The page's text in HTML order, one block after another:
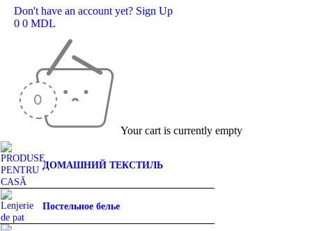
Don't have an account yet? Sign Up
0 0 MDL
Your cart is currently empty
ДОМАШНИЙ ТЕКСТИЛЬ
Постельное белье